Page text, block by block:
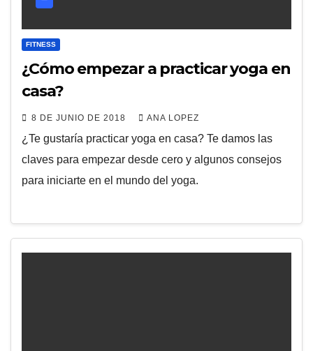
FITNESS
¿Cómo empezar a practicar yoga en
casa?
8 DE JUNIO DE 2018 ANA LOPEZ
¿Te gustaría practicar yoga en casa? Te damos las
claves para empezar desde cero y algunos consejos
para iniciarte en el mundo del yoga.